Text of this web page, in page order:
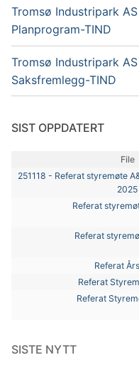
Tromsø Industripark
Planprogram-TIND
Tromsø Industripark
Saksfremlegg-TIND
SIST OPPDATERT
File
251118 - Referat styremøte
2025
Referat
Referat
Referat
Referat
Referat
SISTE NYTT